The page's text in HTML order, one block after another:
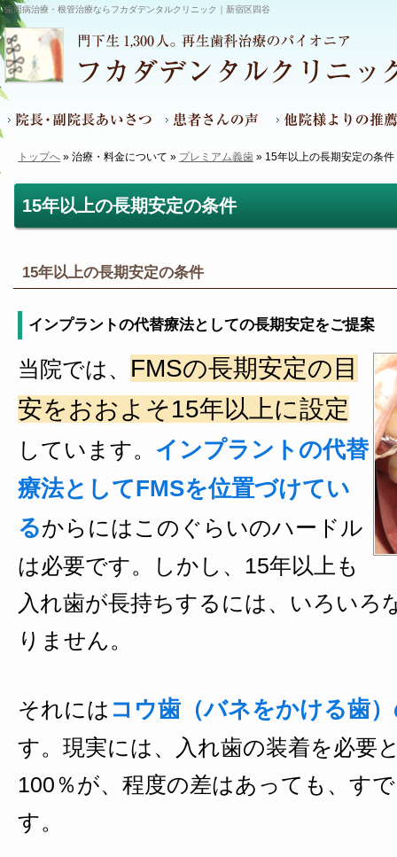
15年以上の長期安定の条件
歯周病治療・根管治療ならフカダデンタルクリニック｜新宿区四谷
トップへ » 治療・料金について » プレミアム義歯 » 15年以上の長期安定の条件
15年以上の長期安定の条件
インプラントの代替療法としての長期安定をご提案
当院では、 FMSの長期安定の目
安をおおよそ15年以上に設定
しています。 インプラントの代替
療法としてFMSを位置づけてい
るからにはこのぐらいのハードル
は必要です。しかし、15年以上も
入れ歯が長持ちするには、いろいろ
りません。
それには コウ歯（バネをかける歯
す。現実には、入れ歯の装着を必要
100％が、程度の差はあっても、す
す。
院長・副院長あいさつ 患者さんの声